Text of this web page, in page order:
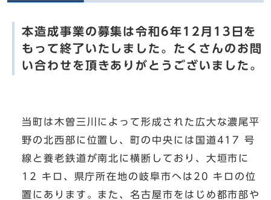
本造成事業の募集は令和6年12月13日を
もって終了いたしました。たくさんのお問
い合わせを頂きありがとうございました。
当町は木曽三川によって形成された広大な濃尾平
野の北西部に位置し、町の中央には国道417 号
線と養老鉄道が南北に横断しており、大垣市に
12 キロ、県庁所在地の岐阜市へは20 キロの位
置にあります。また、名古屋市をはじめ都市部や